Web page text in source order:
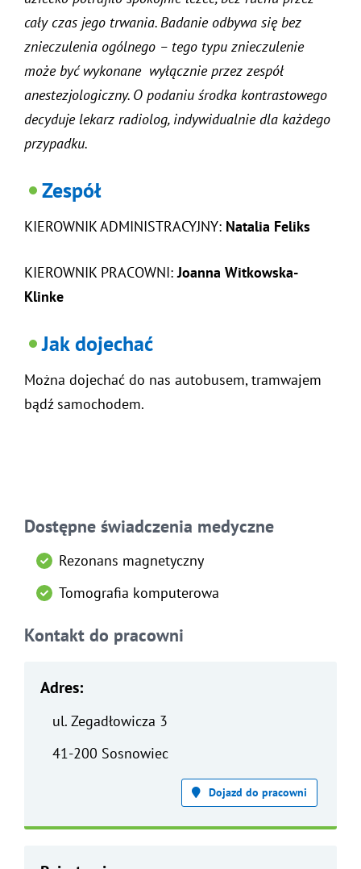
cały czas jego trwania. Badanie odbywa się bez
znieczulenia ogólnego – tego typu znieczulenie
może być wykonane wyłącznie przez zespół
anestezjologiczny. O podaniu środka kontrastowego
decyduje lekarz radiolog, indywidualnie dla każdego
przypadku.
Zespół
KIEROWNIK ADMINISTRACYJNY: Natalia Feliks
KIEROWNIK PRACOWNI:Joanna Witkowska-
Klinke
Jak dojechać
Można dojechać do nas autobusem, tramwajem
bądź samochodem.
Dostępne świadczenia medyczne
Rezonans magnetyczny
Tomografia komputerowa
Kontakt do pracowni
Adres:
ul. Zegadłowicza 3
41-200 Sosnowiec
Dojazd do pracowni